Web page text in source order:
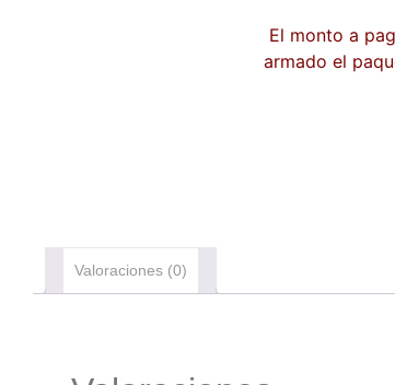
El monto a
armado el
Valoraciones (0)